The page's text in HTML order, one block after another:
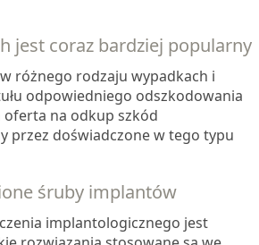
jest coraz bardziej popularny
różnego rodzaju wypadkach i
odpowiedniego odszkodowania
na odkup szkód
przez doświadczone w tego typu
śruby implantów
implantologicznego jest